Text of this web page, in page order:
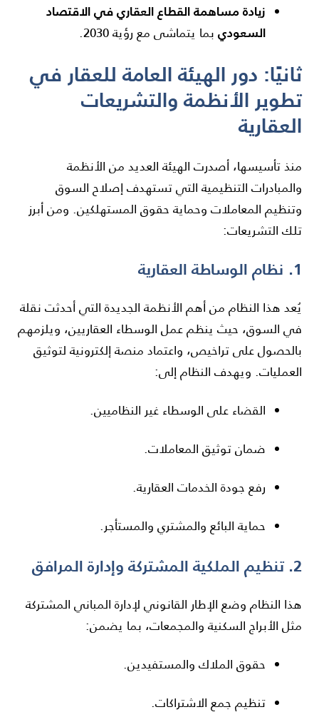
زيادة مساهمة القطاع العقاري في الاقتصاد
السعودي بما يتماشى مع رؤية 2030.
ثانيًا: دور الهيئة العامة للعقار في
تطوير الأنظمة والتشريعات
العقارية
منذ تأسيسها، أصدرت الهيئة العديد من الأنظمة
والمبادرات التنظيمية التي تستهدف إصلاح السوق
وتنظيم المعاملات وحماية حقوق المستهلكين. ومن أبرز
تلك التشريعات:
1. نظام الوساطة العقارية
يُعد هذا النظام من أهم الأنظمة الجديدة التي أحدثت نقلة
في السوق، حيث ينظم عمل الوسطاء العقاريين، ويلزمهم
بالحصول على تراخيص، واعتماد منصة إلكترونية لتوثيق
العمليات. ويهدف النظام إلى:
القضاء على الوسطاء غير النظاميين.
ضمان توثيق المعاملات.
رفع جودة الخدمات العقارية.
حماية البائع والمشتري والمستأجر.
2. تنظيم الملكية المشتركة وإدارة المرافق
هذا النظام وضع الإطار القانوني لإدارة المباني المشتركة
مثل الأبراج السكنية والمجمعات، بما يضمن:
حقوق الملاك والمستفيدين.
تنظيم جمع الاشتراكات.